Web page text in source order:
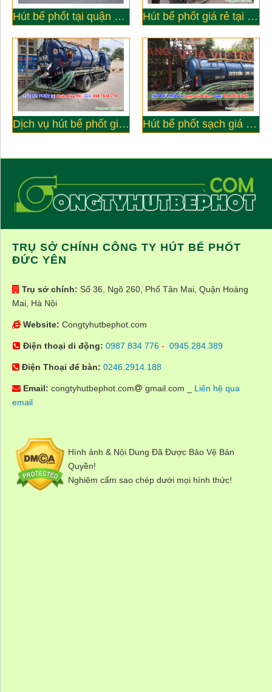
Hút bể phốt tại quận Cầu Giấy Hà Nội - Công ty Đức Yên Hút bể phốt giá rẻ tại quận Hoàn kiếm
Dịch vụ hút bể phốt giá rẻ tại quận Tây Hồ Hút bể phốt sạch giá rẻ tại Từ Liêm Hà Nội
TRỤ SỞ CHÍNH CÔNG TY HÚT BỂ PHỐT
ĐỨC YÊN
Trụ sở chính: Số 36, Ngõ 260, Phố Tân Mai, Quận Hoàng
Mai, Hà Nội
Website: Congtyhutbephot.com
Điện thoại di động: 0987 834 776 - 0945.284.389
Điện Thoại để bàn: 0246.2914.188
Email: congtyhutbephot.com gmail.com _ Liên hệ qua
email
Hình ảnh & Nội Dung Đã Được Bảo Vệ Bản
Quyền!
Nghiêm cấm sao chép dưới mọi hình thức!